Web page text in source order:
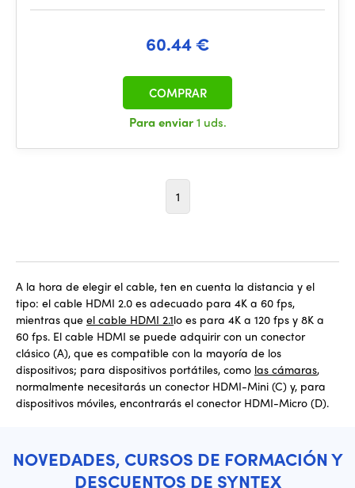
60.44 €
Para enviar1 uds.
COMPRAR
1
A la hora de elegir el cable, ten en cuenta la distancia y el
tipo: el cable HDMI 2.0 es adecuado para 4K a 60 fps,
mientras que el cable HDMI 2.1lo es para 4K a 120 fps y 8K a
60 fps. El cable HDMI se puede adquirir con un conector
clásico (A), que es compatible con la mayoría de los
dispositivos; para dispositivos portátiles, como las cámaras,
normalmente necesitarás un conector HDMI-Mini (C) y, para
dispositivos móviles, encontrarás el conector HDMI-Micro (D).
NOVEDADES, CURSOS DE FORMACIÓN Y
DESCUENTOS DE SYNTEX